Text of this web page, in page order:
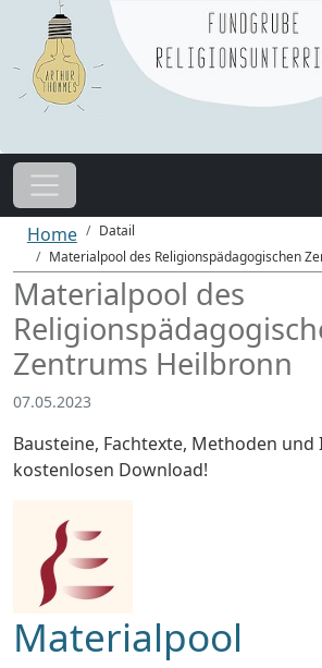
Home
Datail
Materialpool des Religionspädagogischen
Materialpool des
Zentrums Heilbronn
07.05.2023
Bausteine, Fachtexte, Methoden und
kostenlosen Download!
Materialpool